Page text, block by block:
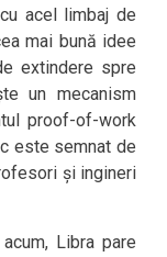
acel limbaj de
mai bună idee
extindere spre
un mecanism
proof-of-work
este semnat de
și ingineri
Libra pare